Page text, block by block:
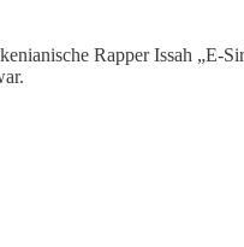
Rapper Issah „E-